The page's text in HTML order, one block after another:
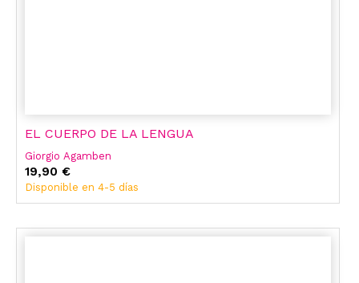
EL CUERPO DE LA LENGUA
Giorgio Agamben
19,90 €
Disponible en 4-5 días